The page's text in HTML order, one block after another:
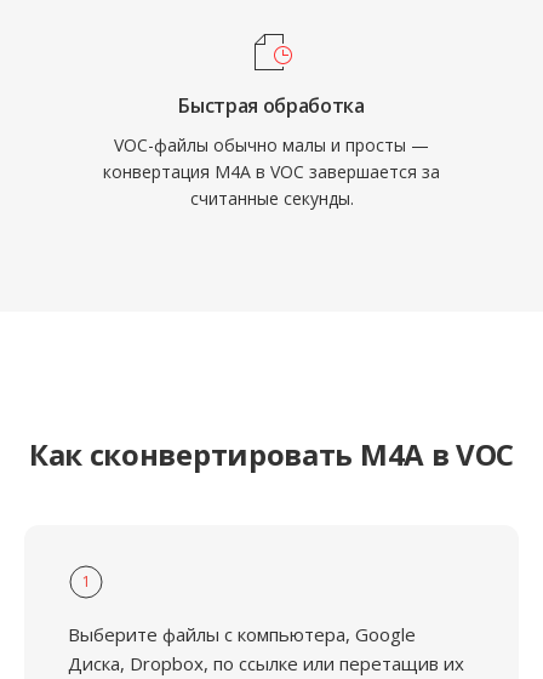
Быстрая обработка
VOC-файлы обычно малы и просты —
конвертация M4A в VOC завершается за
считанные секунды.
Как сконвертировать M4A в VOC
1
Выберите файлы с компьютера, Google
Диска, Dropbox, по ссылке или перетащив их